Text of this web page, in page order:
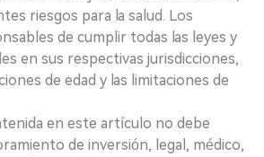
riesgos para la salud. Los
de cumplir todas las leyes y
en sus respectivas jurisdicciones,
de edad y las limitaciones de
en este artículo no debe
de inversión, legal, médico,